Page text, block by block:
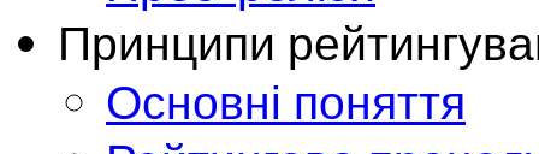
Принципи
Основні поняття